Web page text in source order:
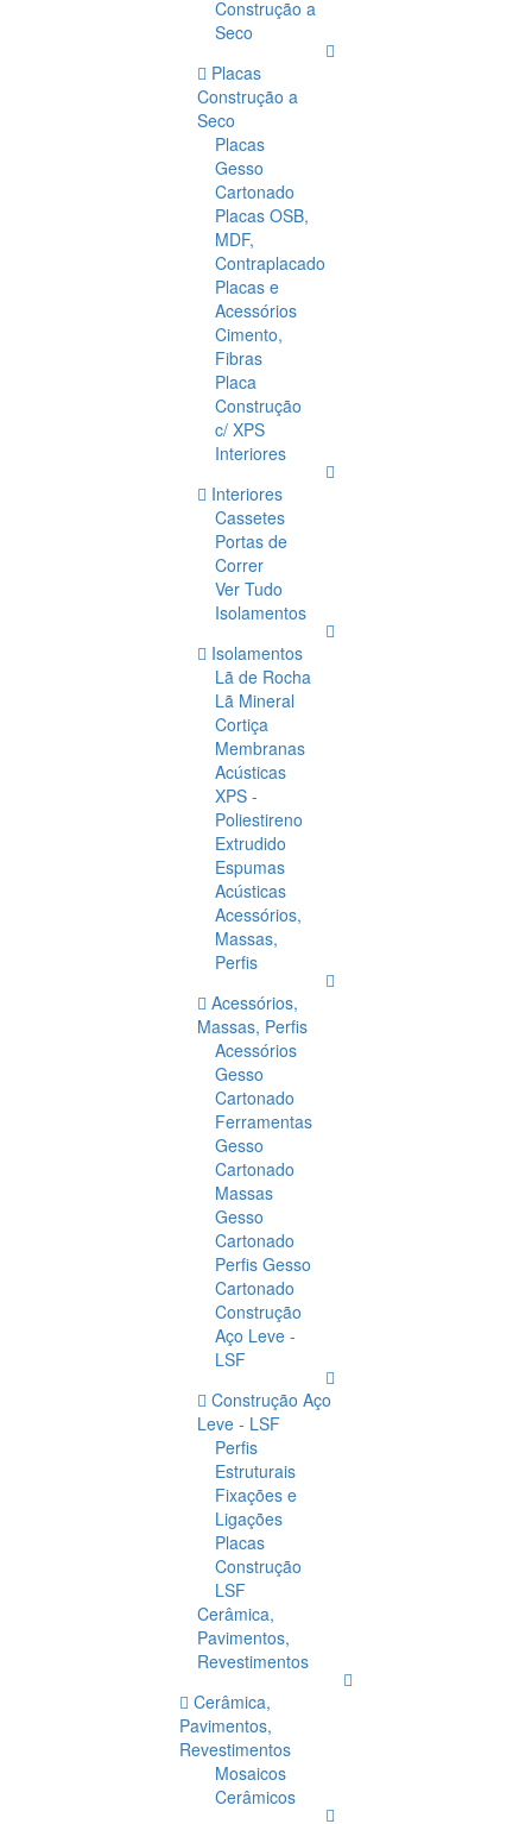
Construção a
Seco
Placas
Construção a
Seco
Placas
Gesso
Cartonado
Placas OSB,
MDF,
Contraplacado
Placas e
Acessórios
Cimento,
Fibras
Placa
Construção
c/ XPS
Interiores
Interiores
Cassetes
Portas de
Correr
Ver Tudo
Isolamentos
Isolamentos
Lã de Rocha
Lã Mineral
Cortiça
Membranas
Acústicas
XPS -
Poliestireno
Extrudido
Espumas
Acústicas
Acessórios,
Massas,
Perfis
Acessórios,
Massas, Perfis
Acessórios
Gesso
Cartonado
Ferramentas
Gesso
Cartonado
Massas
Gesso
Cartonado
Perfis Gesso
Cartonado
Construção
Aço Leve -
LSF
Construção Aço
Leve - LSF
Perfis
Estruturais
Fixações e
Ligações
Placas
Construção
LSF
Cerâmica,
Pavimentos,
Revestimentos
Cerâmica,
Pavimentos,
Revestimentos
Mosaicos
Cerâmicos